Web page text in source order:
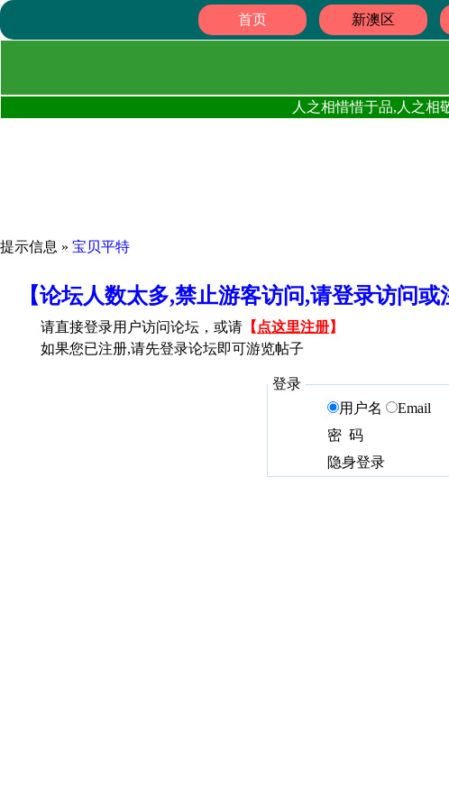
首页 新澳区
人之相惜惜于品,人之相
提示信息 » 宝贝平特
【论坛人数太多,禁止游客访问,请登录访问
请直接登录用户访问论坛，或请 【 点这里注册】
如果您已注册,请先登录论坛即可游览帖子
登录
用户名
Email
密 码
隐身登录